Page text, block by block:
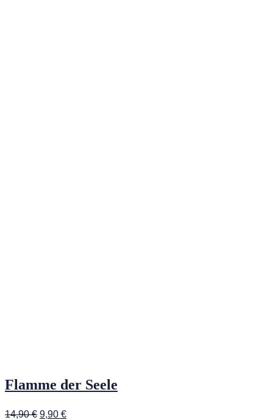
Flamme der Seele
14,90€ Ursprünglicher
9,90 €Aktueller